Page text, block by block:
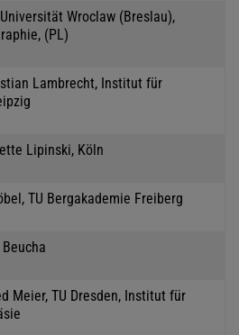
Wroclaw (Breslau),
(PL)
Lambrecht, Institut für
Lipinski, Köln
TU Bergakademie Freiberg
Meier, TU Dresden, Institut für